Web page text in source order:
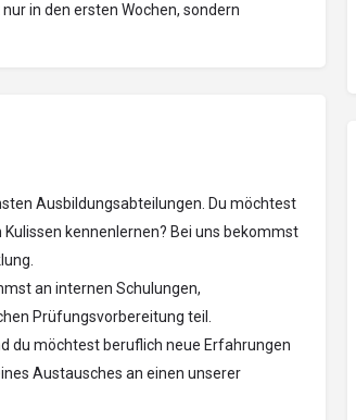
in den ersten Wochen, sondern
Ausbildungsabteilungen. Du möchtest
kennenlernen? Bei uns bekommst
an internen Schulungen,
Prüfungsvorbereitung teil.
du möchtest beruflich neue Erfahrungen
Austausches an einen unserer